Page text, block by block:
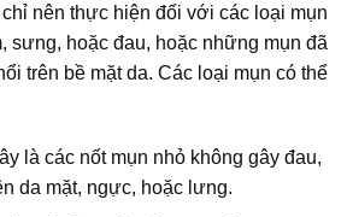
nên thực hiện đối với các loại mụn
sưng, hoặc đau, hoặc những mụn đã
trên bề mặt da. Các loại mụn có thể
là các nốt mụn nhỏ không gây đau,
da mặt, ngực, hoặc lưng.